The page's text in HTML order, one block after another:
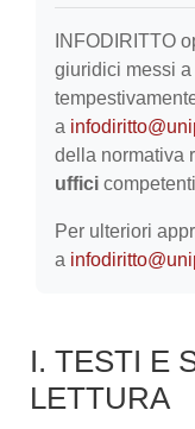
INFODIRITTO
giuridici messi
a
della normativa
uffici
Per ulteriori
a
I. TESTI E
LETTURA